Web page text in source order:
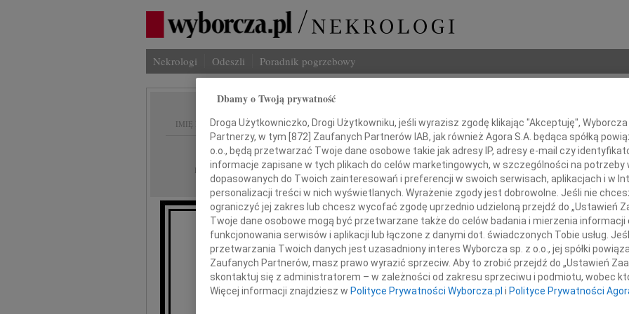
Nekrologi Odeszli Poradnik pogrzebowy
IMIĘ I NAZWISKO:
REGION: Warszawa
DATA EMISJI: 23.09.2009
Wyższa Szkoła Handlu i Prawa ze smutkiem informuje,
że w dniu 11 września 2009 roku zmarła
Imię i
INNE
Asia
Asia
Z
W
Dbamy o Twoją prywatność
Droga Użytkowniczko, Drogi Użytkowniku, jeśli wyrazisz zgodę klikając "Akceptuję",
Partnerzy, w tym [ 872 ] Zaufanych Partnerów IAB, jak również Agora S.A. będąca spółką
o.o., będą przetwarzać Twoje dane osobowe takie jak adresy IP, adresy e-mail czy
informacje zapisane w tych plikach do celów marketingowych, w szczególności na potrzeby
dopasowanych do Twoich zainteresowań i preferencji w swoich serwisach, aplikacjach i w
personalizacji treści w nich wyświetlanych. Wyrażenie zgody jest dobrowolne. Jeśli nie
ograniczyć jej zakres lub chcesz wycofać zgodę uprzednio udzieloną przejdź do „Ustawień
Twoje dane osobowe mogą być przetwarzane także do celów badania i mierzenia
funkcjonowania serwisów i aplikacji lub łączone z danymi dot. świadczonych Tobie usług.
przetwarzania Twoich danych jest uzasadniony interes Wyborcza sp. z o.o., jej spółki
Zaufanych Partnerów, masz prawo wyrazić sprzeciw. Aby to zrobić przejdź do „Ustawień
skontaktuj się z administratorem – w zależności od zakresu sprzeciwu i podmiotu, wobec
Więcej informacji znajdziesz w Polityce Prywatności Wyborcza.pl i Polityce Prywatności